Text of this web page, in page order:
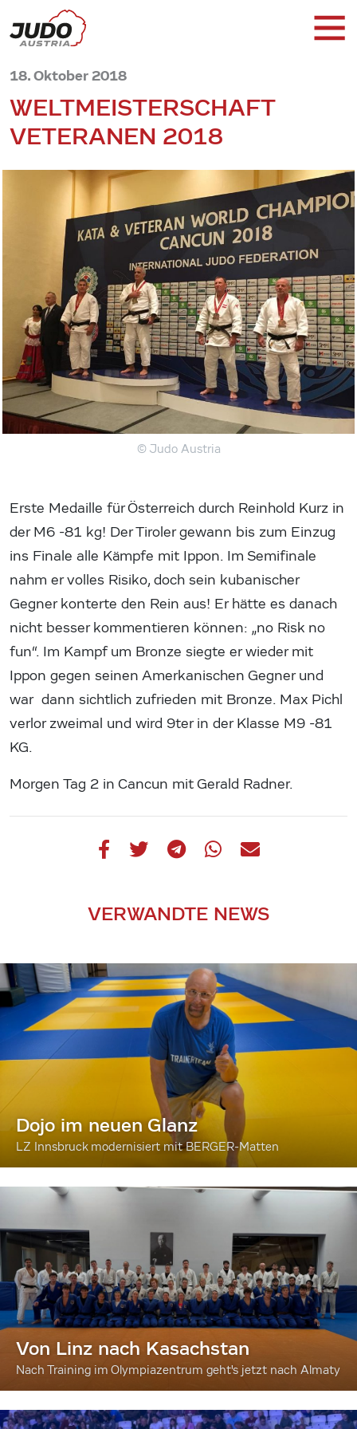
18. Oktober 2018
WELTMEISTERSCHAFT
VETERANEN 2018
© Judo Austria
Erste Medaille für Österreich durch Reinhold Kurz in
der M6 -81 kg! Der Tiroler gewann bis zum Einzug
ins Finale alle Kämpfe mit Ippon. Im Semifinale
nahm er volles Risiko, doch sein kubanischer
Gegner konterte den Rein aus! Er hätte es danach
nicht besser kommentieren können: „no Risk no
fun“. Im Kampf um Bronze siegte er wieder mit
Ippon gegen seinen Amerkanischen Gegner und
war dann sichtlich zufrieden mit Bronze. Max Pichl
verlor zweimal und wird 9ter in der Klasse M9 -81
KG.
Morgen Tag 2 in Cancun mit Gerald Radner.
VERWANDTE NEWS
Dojo im neuen Glanz
LZ Innsbruck modernisiert mit BERGER-Matten
Von Linz nach Kasachstan
Nach Training im Olympiazentrum geht's jetzt nach Almaty